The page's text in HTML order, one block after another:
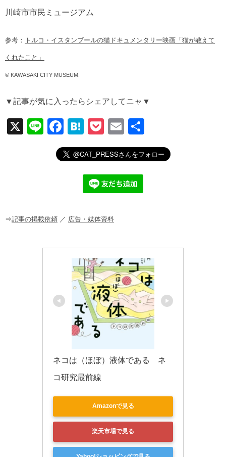
川崎市市民ミュージアム
参考： トルコ・イスタンブールの猫ドキュメンタリー映画「猫が教えて
くれたこと」
© KAWASAKI CITY MUSEUM.
▼記事が気に入ったらシェアしてニャ▼
X
Li
F
a
c
o
H
at
e
n
a
P
o
ck
et
E
m
ail
有
⇒記事の掲載依頼 ／ 広告・媒体資料
ネコは（ほぼ）液体である　ネ
コ研究最前線
Amazonで見る
楽天市場で見る